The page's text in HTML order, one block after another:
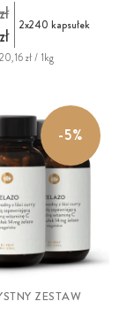
2x240 kapsułek
zł / 1kg
-5%
ZESTAW